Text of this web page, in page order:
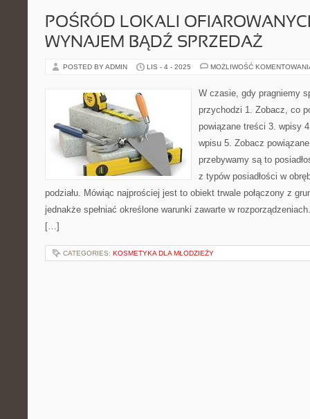
POŚRÓD LOKALI
WYNAJEM BĄDŹ SPRZEDAŻ
POSTED BY ADMIN LIS - 4 - 2025 MOŻLIWOŚĆ
W czasie, gdy pragniemy
przychodzi 1. Zobacz, co
powiązane treści 3. wpisy
wpisu 5. Zobacz
przebywamy są to
z typów posiadłości w
podziału. Mówiąc najprościej jest to obiekt trwale połączony z
jednakże spełniać określone warunki zawarte w
[…]
CATEGORIES: KOSMETYKA DLA MŁODZIEŻY